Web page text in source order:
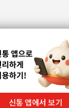
신통 앱에서 보기